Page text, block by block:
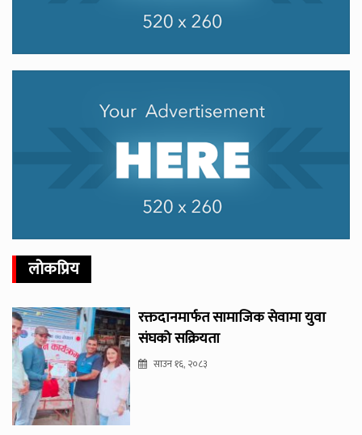
लोकप्रिय
रक्तदानमार्फत सामाजिक सेवामा युवा
संघको सक्रियता
साउन १६, २०८३